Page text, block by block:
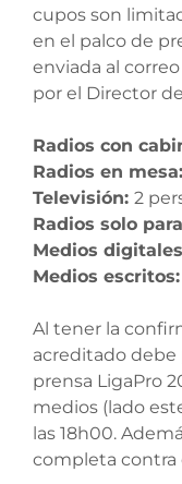
cupos son
en el palco de
enviada al correo
por el Director
Radios con
Radios en mesa:
Televisión: 2
Radios solo
Medios
Medios escritos:
Al tener la
acreditado debe
prensa LigaPro
medios (lado
las 18h00.
completa contra